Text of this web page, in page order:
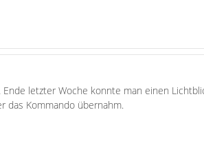
letzter Woche konnte man einen
das Kommando übernahm.